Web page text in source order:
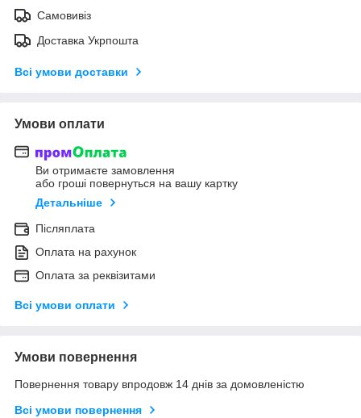
Самовивіз
Доставка Укрпошта
Всі умови доставки
Умови оплати
Ви отримаєте замовлення
або гроші повернуться на вашу картку
Детальніше
Післяплата
Оплата на рахунок
Оплата за реквізитами
Всі умови оплати
Умови повернення
Повернення товару впродовж 14 днів за домовленістю
Всі умови повернення